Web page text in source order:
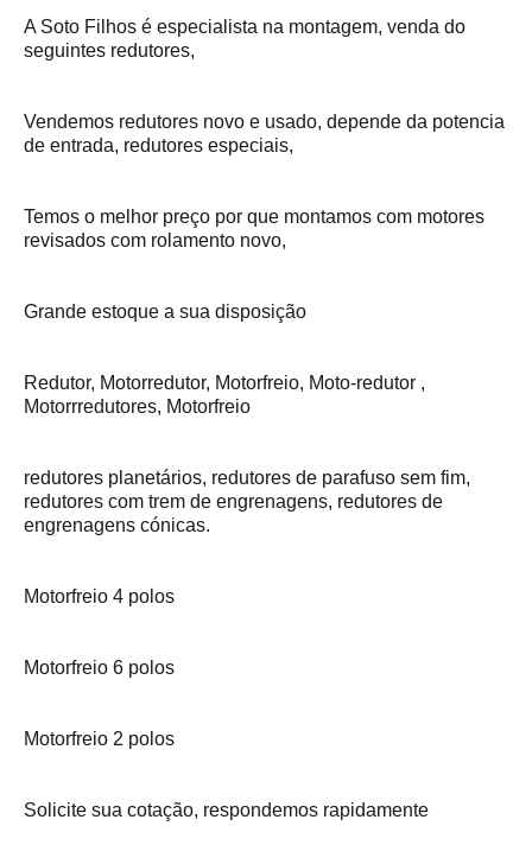
A Soto Filhos é especialista na montagem, venda do
seguintes redutores,
Vendemos redutores novo e usado, depende da potencia
de entrada, redutores especiais,
Temos o melhor preço por que montamos com motores
revisados com rolamento novo,
Grande estoque a sua disposição
Redutor, Motorredutor, Motorfreio, Moto-redutor ,
Motorrredutores, Motorfreio
redutores planetários, redutores de parafuso sem fim,
redutores com trem de engrenagens, redutores de
engrenagens cónicas.
Motorfreio 4 polos
Motorfreio 6 polos
Motorfreio 2 polos
Solicite sua cotação, respondemos rapidamente